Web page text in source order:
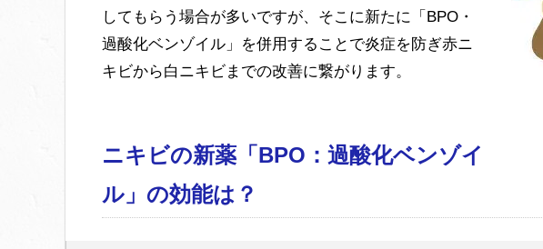
してもらう場合が多いですが、そこに新たに「BPO・
過酸化ベンゾイル」を併用することで炎症を防ぎ赤ニ
キビから白ニキビまでの改善に繋がります。
ニキビの新薬「BPO：過酸化ベンゾイ
ル」の効能は？